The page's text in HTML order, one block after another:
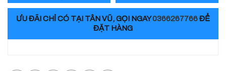
ƯU ĐÃI CHỈ CÓ TẠI TÂN VŨ, GỌI NGAY0366267766ĐỂ
ĐẶT HÀNG